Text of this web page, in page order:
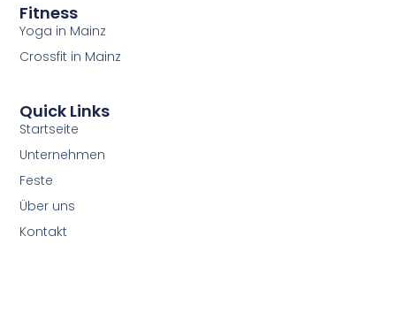
Fitness
Yoga in Mainz
Crossfit in Mainz
Quick Links
Startseite
Unternehmen
Feste
Über uns
Kontakt